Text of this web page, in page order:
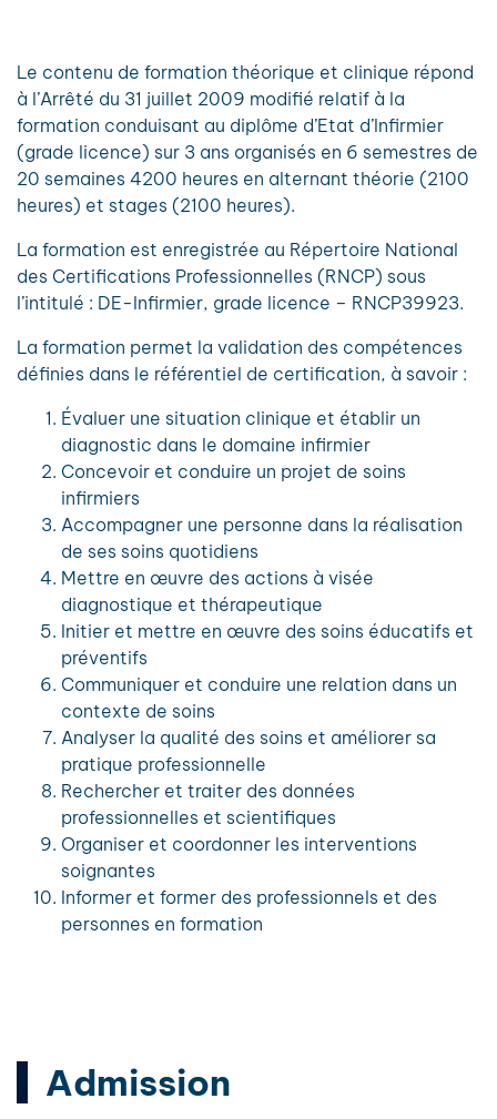
Le contenu de formation théorique et clinique répond
à l’Arrêté du 31 juillet 2009 modifié relatif à la
formation conduisant au diplôme d’Etat d’Infirmier
(grade licence) sur 3 ans organisés en 6 semestres de
20 semaines 4200 heures en alternant théorie (2100
heures) et stages (2100 heures).
La formation est enregistrée au Répertoire National
des Certifications Professionnelles (RNCP) sous
l’intitulé : DE-Infirmier, grade licence – RNCP39923.
La formation permet la validation des compétences
définies dans le référentiel de certification, à savoir :
Évaluer une situation clinique et établir un
diagnostic dans le domaine infirmier
Concevoir et conduire un projet de soins
infirmiers
Accompagner une personne dans la réalisation
de ses soins quotidiens
Mettre en œuvre des actions à visée
diagnostique et thérapeutique
Initier et mettre en œuvre des soins éducatifs et
préventifs
Communiquer et conduire une relation dans un
contexte de soins
Analyser la qualité des soins et améliorer sa
pratique professionnelle
Rechercher et traiter des données
professionnelles et scientifiques
Organiser et coordonner les interventions
soignantes
Informer et former des professionnels et des
personnes en formation
Admission